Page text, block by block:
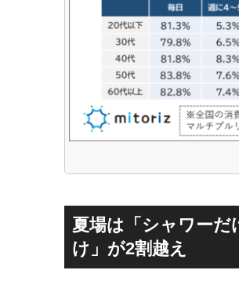
夏場は「シャワーだ
け」が2割越え